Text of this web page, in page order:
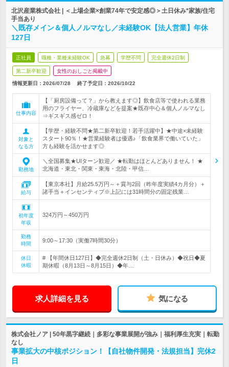
北沢産業株式会社 | ＜上場企業×創業74年で安定感◎＞土日休み*家族/住宅
手当あり
＼既存メイン＆個人ノルマなし／未経験OK【法人営業】年休
127日
正社員 職種・業種未経験OK 急募 学歴不問 完全週休2日制
第二新卒歓迎 女性のおしごと掲載中
情報更新日：2026/07/28 終了予定日： 2026/10/22
仕事内容
【「厨房設備って？」から教えます◎】飲食店等で使われる業務
用のフライヤー、冷蔵庫などを提案★既存中心＆個人ノルマなし
⇒ギスギス感ゼロ！
対象と
なる方
【学歴・経験不問★第二新卒歓迎！若手活躍中】★中途×未経験
スタート90％！★営業経験者は優遇♪「飲食業界で働いていた」
方も経験を活かせます◎
勤務地
＼全国募集★UIターン歓迎／ ★転勤はほとんどありません！ ★
北海道・東北・関東・東海・北陸・甲信…
給与
【東京本社】月給25.5万円～＋賞与2回（昨年度実績4カ月分）＋
諸手当＋インセンティブ※上記には31時間分の固定残業…
初年度
年収
324万円～450万円
勤務
時間
9:00～17:30（実働7時間30分）
休日
休暇
# 【年間休日127日】◆完全週休2日制（土・日休み）◆祝日◆夏
期休暇（8月13日～8月15日）◆年…
求人詳細を見る 気になる
株式会社ノア | 50年黒字継続｜多彩な事業展開が強み｜福利厚生充実｜転勤
なし
事業拡大の中核ポジション！【自社物件開発・法規担当】完休2
日